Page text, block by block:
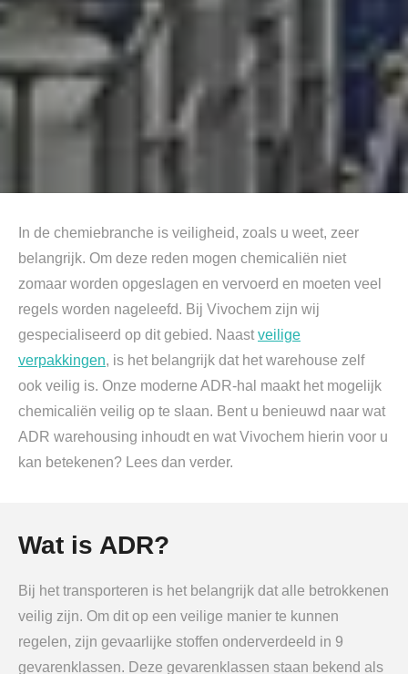
In de chemiebranche is veiligheid, zoals u weet, zeer
belangrijk. Om deze reden mogen chemicaliën niet
zomaar worden opgeslagen en vervoerd en moeten veel
regels worden nageleefd. Bij Vivochem zijn wij
gespecialiseerd op dit gebied. Naast veilige
verpakkingen, is het belangrijk dat het warehouse zelf
ook veilig is. Onze moderne ADR-hal maakt het mogelijk
chemicaliën veilig op te slaan. Bent u benieuwd naar wat
ADR warehousing inhoudt en wat Vivochem hierin voor u
kan betekenen? Lees dan verder.
Wat is ADR?
Bij het transporteren is het belangrijk dat alle betrokkenen
veilig zijn. Om dit op een veilige manier te kunnen
regelen, zijn gevaarlijke stoffen onderverdeeld in 9
gevarenklassen. Deze gevarenklassen staan bekend als